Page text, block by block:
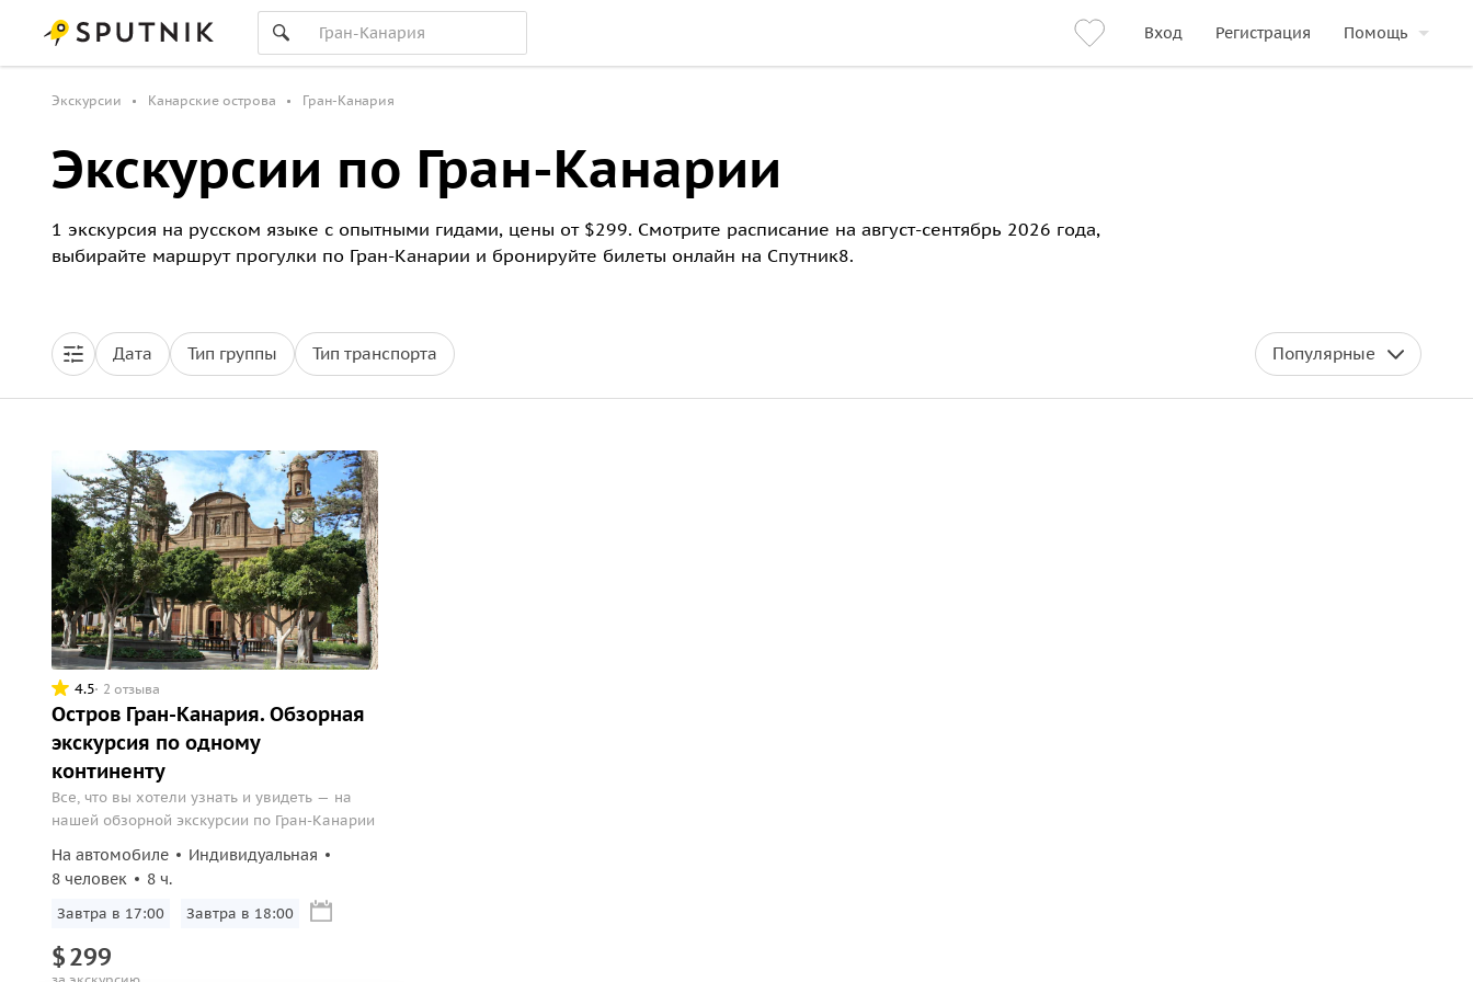
Вход Регистрация Помощь
Экскурсии Канарские острова Гран-Канария
Экскурсии по Гран-Канарии
1 экскурсия на русском языке с опытными гидами, цены от $299. Смотрите расписание на август-сентябрь 2026 года,
выбирайте маршрут прогулки по Гран-Канарии и бронируйте билеты онлайн на Спутник8.
Дата Тип группы Тип транспорта Популярные
4.5 2 отзыва
Остров Гран-Канария. Обзорная
экскурсия по одному
континенту
Все, что вы хотели узнать и увидеть — на
нашей обзорной экскурсии по Гран-Канарии
На автомобиле
Индивидуальная
8 человек
8 ч.
Завтра в 17:00 Завтра в 18:00
$299